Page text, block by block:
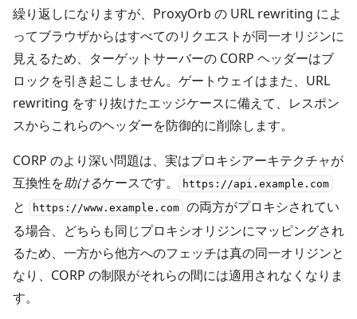
繰り返しになりますが、ProxyOrb の URL rewriting によ
ってブラウザからはすべてのリクエストが同一オリジンに
見えるため、ターゲットサーバーの CORP ヘッダーはブ
ロックを引き起こしません。ゲートウェイはまた、URL
rewriting をすり抜けたエッジケースに備えて、レスポン
スからこれらのヘッダーを防御的に削除します。
CORP のより深い問題は、実はプロキシアーキテクチャが
互換性を助けるケースです。 https://api.example.com
と https://www.example.com の両方がプロキシされてい
る場合、どちらも同じプロキシオリジンにマッピングされ
るため、一方から他方へのフェッチは真の同一オリジンと
なり、CORP の制限がそれらの間には適用されなくなりま
す。